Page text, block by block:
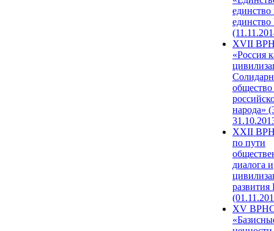
единство
единство
XVII
«Россия
народа»
XXII
по пути
диалога и
развития
XV